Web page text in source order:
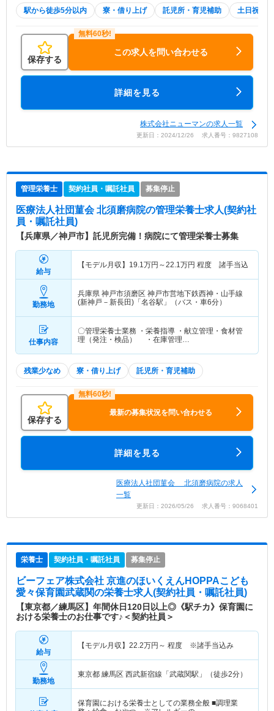
駅から徒歩5分以内 寮・借り上げ 託児所・育児補助 土日祝休
保存する
この求人を問い合わせる
詳細を見る
株式会社ニューマンの求人一覧
更新日：2024/12/26 求人番号：9827108
管理栄養士 契約社員・嘱託社員 募集停止
医療法人社団菫会 北須磨病院の管理栄養士求人(契約社
員・嘱託社員)
【兵庫県／神戸市】託児所完備！病院にて管理栄養士募集
給与
【モデル月収】 19.1万円～22.1万円 程度 諸手当込
勤務地
兵庫県 神戸市須磨区 神戸市営地下鉄西神・山手線
(新神戸－新長田)「名谷駅」（バス・車6分）
仕事内容
〇管理栄養士業務 ・栄養指導 ・献立管理・食材管
理（発注・検品） ・在庫管理…
残業少なめ 寮・借り上げ 託児所・育児補助
保存する
最新の募集状況を問い合わせる
詳細を見る
医療法人社団菫会 北須磨病院の求人
一覧
更新日：2026/05/26 求人番号：9068401
栄養士 契約社員・嘱託社員 募集停止
ビーフェア株式会社 京進のほいくえんHOPPAこども
愛々保育園武蔵関の栄養士求人(契約社員・嘱託社員)
【東京都／練馬区】年間休日120日以上◎《駅チカ》保育園に
おける栄養士のお仕事です♪＜契約社員＞
給与
【モデル月収】 22.2万円～ 程度 ※諸手当込み
勤務地
東京都 練馬区 西武新宿線「武蔵関駅」（徒歩2分）
保育園における栄養士としての業務全般 ■調理業